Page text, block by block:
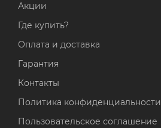
Акции
Где купить?
Оплата и доставка
Гарантия
Контакты
Политика конфиденциальности
Пользовательское соглашение